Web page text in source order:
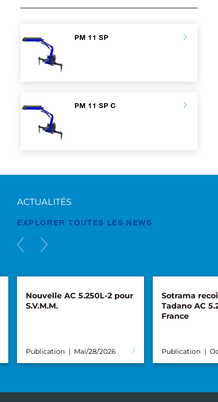
PM 11 SP
PM 11 SP C
ACTUALITÉS
EXPLORER TOUTES LES NEWS
Nouvelle AC 5.250L-2 pour
S.V.M.M.
Publication Mai/28/2026
Sotrama
Tadano AC
France
Publication